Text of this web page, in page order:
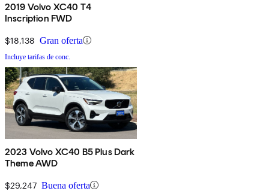
2019 Volvo XC40 T4
Inscription FWD
$18,138 Gran oferta
Incluye tarifas de conc.
2023 Volvo XC40 B5 Plus Dark
Theme AWD
$29,247 Buena oferta